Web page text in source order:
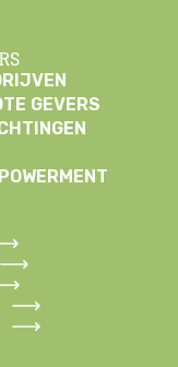
GEVERS